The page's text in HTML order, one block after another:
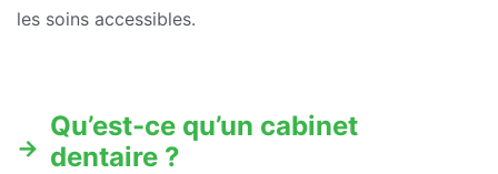
les soins accessibles.
Qu’est-ce qu’un cabinet
dentaire ?